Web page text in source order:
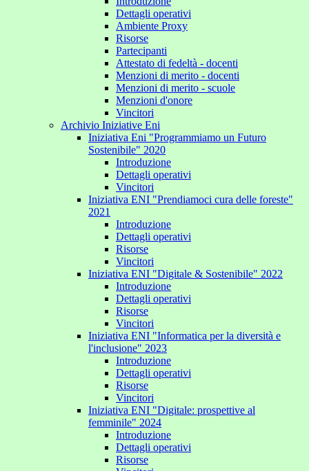
Dettagli operativi
Ambiente Proxy
Risorse
Partecipanti
Attestato di fedeltà - docenti
Menzioni di merito - docenti
Menzioni di merito - scuole
Menzioni d'onore
Vincitori
Archivio Iniziative Eni
Iniziativa Eni "Programmiamo un Futuro
Sostenibile" 2020
Introduzione
Dettagli operativi
Vincitori
Iniziativa ENI "Prendiamoci cura delle foreste"
2021
Introduzione
Dettagli operativi
Risorse
Vincitori
Iniziativa ENI "Digitale & Sostenibile" 2022
Introduzione
Dettagli operativi
Risorse
Vincitori
Iniziativa ENI "Informatica per la diversità e
l'inclusione" 2023
Introduzione
Dettagli operativi
Risorse
Vincitori
Iniziativa ENI "Digitale: prospettive al
femminile" 2024
Introduzione
Dettagli operativi
Risorse